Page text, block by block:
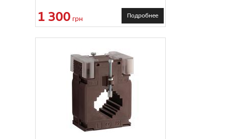
1 300 грн Подробнее